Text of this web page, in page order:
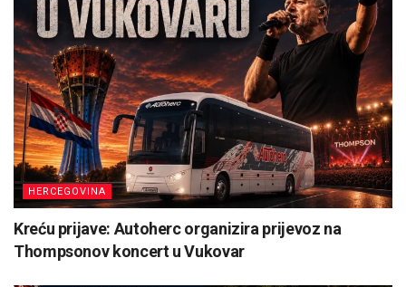
HERCEGOVINA
Kreću prijave: Autoherc organizira prijevoz na
Thompsonov koncert u Vukovar